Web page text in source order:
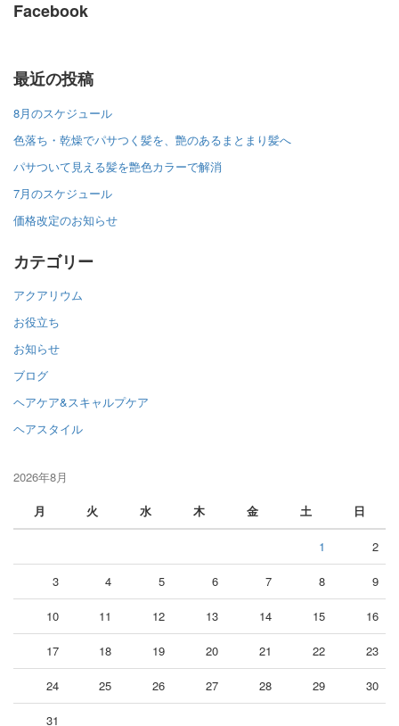
Facebook
最近の投稿
8月のスケジュール
色落ち・乾燥でパサつく髪を、艶のあるまとまり髪へ
パサついて見える髪を艶色カラーで解消
7月のスケジュール
価格改定のお知らせ
カテゴリー
アクアリウム
お役立ち
お知らせ
ブログ
ヘアケア&スキャルプケア
ヘアスタイル
2026年8月
月
火 水 木 金 土 日
1 2
3 4 5 6 7 8 9
10 11 12 13 14 15 16
17 18 19 20 21 22 23
24 25 26 27 28 29 30
31